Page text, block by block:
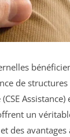
de
un
des